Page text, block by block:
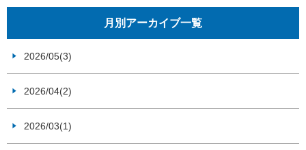
月別アーカイブ一覧
2026/05(3)
2026/04(2)
2026/03(1)